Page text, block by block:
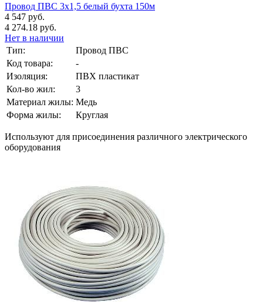
Провод ПВС 3х1,5 белый бухта 150м
4 547 руб.
4 274.18 руб.
Нет в наличии
Тип:
Провод ПВС
Код товара:
-
Изоляция:
ПВХ пластикат
Кол-во жил:
3
Материал жилы: Медь
Форма жилы:
Круглая
Используют для присоединения различного электрического
оборудования